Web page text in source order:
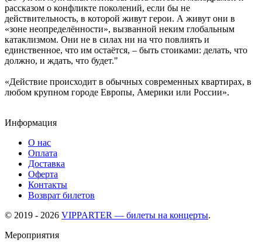
рассказом о конфликте поколений, если бы не
действительность, в которой живут герои. А живут они в
«зоне неопределённости», вызванной неким глобальным
катаклизмом. Они не в силах ни на что повлиять и
единственное, что им остаётся, – быть стоиками: делать, что
должно, и ждать, что будет."
«Действие происходит в обычных современных квартирах, в
любом крупном городе Европы, Америки или России».
Информация
О нас
Оплата
Доставка
Оферта
Контакты
Возврат билетов
© 2019 - 2026 VIPPARTER — билеты на концерты.
Мероприятия